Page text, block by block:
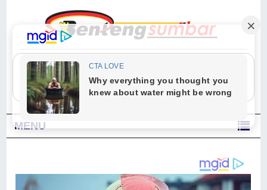
"Sesungguhnya Allah dan para malaikat-Nya berselawat untuk Nabi.
Wahai orang-orang yang beriman, berselawatlah kamu untuk Nabi dan
ucapkanlah salam dengan penuh penghormatan kepadanya." (Qs. Al
Ahzab Ayat 56)
MENU